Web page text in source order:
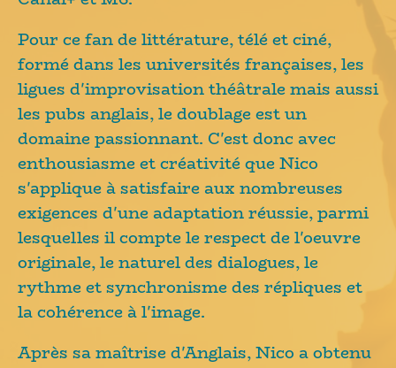
Pour ce fan de littérature, télé et ciné,
formé dans les universités françaises, les
ligues d'improvisation théâtrale mais aussi
les pubs anglais, le doublage est un
domaine passionnant. C'est donc avec
enthousiasme et créativité que Nico
s'applique à satisfaire aux nombreuses
exigences d'une adaptation réussie, parmi
lesquelles il compte le respect de l'oeuvre
originale, le naturel des dialogues, le
rythme et synchronisme des répliques et
la cohérence à l'image.
Après sa maîtrise d'Anglais, Nico a obtenu